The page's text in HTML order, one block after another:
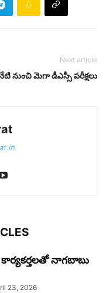
Next article
నుంచి మెగా డీఎస్సీ పరీక్షలు
నాగబాబు
23, 2026